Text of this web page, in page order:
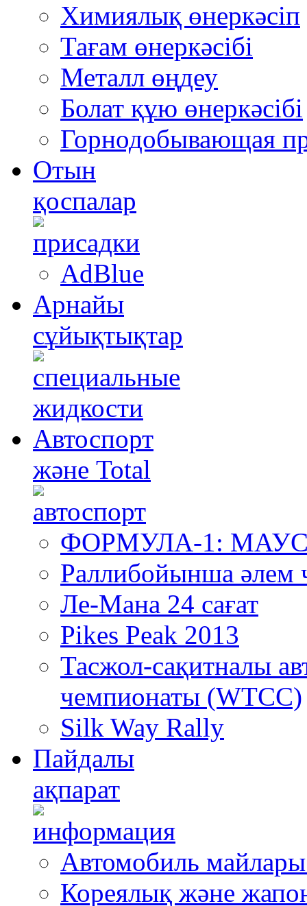
Химиялық өнеркәсіп
Тағам өнеркәсібі
Металл өңдеу
Болат құю өнеркәсібі
Горнодобывающая
Отын
қоспалар
AdBlue
Арнайы
сұйықтықтар
Автоспорт
және Total
ФОРМУЛА-1:
Раллибойынша әлем
Ле-Мана 24 сағат
Pikes Peak 2013
Тасжол-сақитналы
чемпионаты (WTCC)
Silk Way Rally
Пайдалы
ақпарат
Автомобиль
Кореялық және